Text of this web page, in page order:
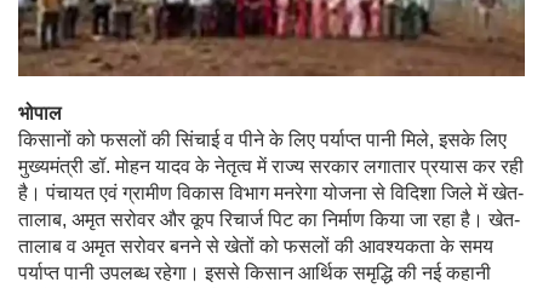
भोपाल
किसानों को फसलों की सिंचाई व पीने के लिए पर्याप्त पानी मिले, इसके लिए
मुख्यमंत्री डॉ. मोहन यादव के नेतृत्व में राज्य सरकार लगातार प्रयास कर रही
है। पंचायत एवं ग्रामीण विकास विभाग मनरेगा योजना से विदिशा जिले में खेत-
तालाब, अमृत सरोवर और कूप रिचार्ज पिट का निर्माण किया जा रहा है। खेत-
तालाब व अमृत सरोवर बनने से खेतों को फसलों की आवश्यकता के समय
पर्याप्त पानी उपलब्ध रहेगा। इससे किसान आर्थिक समृद्धि की नई कहानी